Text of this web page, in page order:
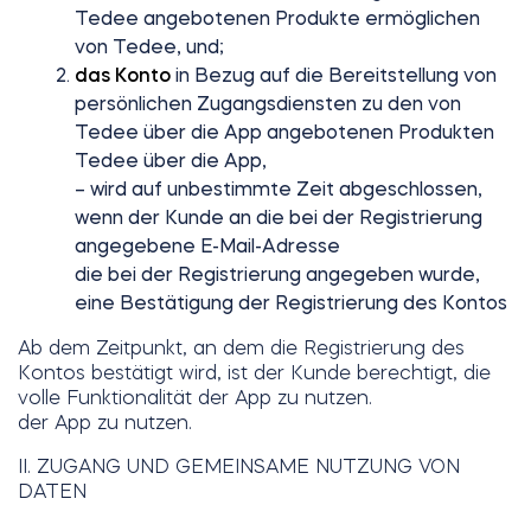
Tedee angebotenen Produkte ermöglichen
von Tedee, und;
das Konto in Bezug auf die Bereitstellung von
persönlichen Zugangsdiensten zu den von
Tedee über die App angebotenen Produkten
Tedee über die App,
– wird auf unbestimmte Zeit abgeschlossen,
wenn der Kunde an die bei der Registrierung
angegebene E-Mail-Adresse
die bei der Registrierung angegeben wurde,
eine Bestätigung der Registrierung des Kontos
Ab dem Zeitpunkt, an dem die Registrierung des
Kontos bestätigt wird, ist der Kunde berechtigt, die
volle Funktionalität der App zu nutzen.
der App zu nutzen.
II. ZUGANG UND GEMEINSAME NUTZUNG VON
DATEN